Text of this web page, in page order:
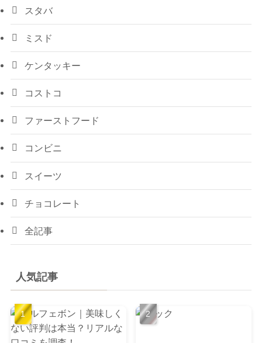
スタバ
ミスド
ケンタッキー
コストコ
ファーストフード
コンビニ
スイーツ
チョコレート
全記事
人気記事